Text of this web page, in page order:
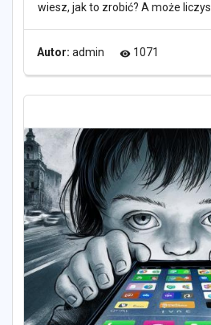
wiesz, jak to zrobić? A może
Autor: admin visibility 1071